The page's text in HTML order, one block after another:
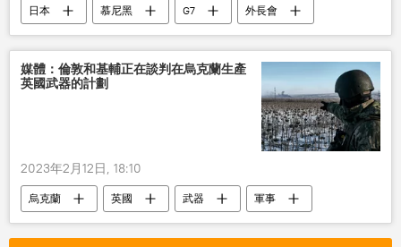
日本 慕尼黑 G7 外長會
媒體：倫敦和基輔正在談判在烏克蘭生產
英國武器的計劃
2023年2月12日, 18:10
烏克蘭 英國 武器 軍事